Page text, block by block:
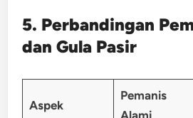
5. Perbandingan
dan Gula Pasir
Aspek
Pemanis
Alami